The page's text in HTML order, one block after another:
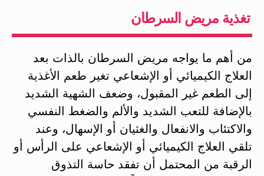
تغذية مريض السرطان
من أهم ما يواجه مريض السرطان بالذات بعد
العلاج الكيميائي أو الإشعاعي تغير طعم الأغذية
إلى الطعم غير المقبول، وضعف الشهية الشديد
بالإضافة للتعب الشديد والألم والضغط النفسي
والاكتئاب والانفعال والغثيان أو الإسهال، وعند
تلقي العلاج الكيميائي أو الإشعاعي على الرأس أو
الرقبة من المحتمل أن تفقد حاسة التذوق